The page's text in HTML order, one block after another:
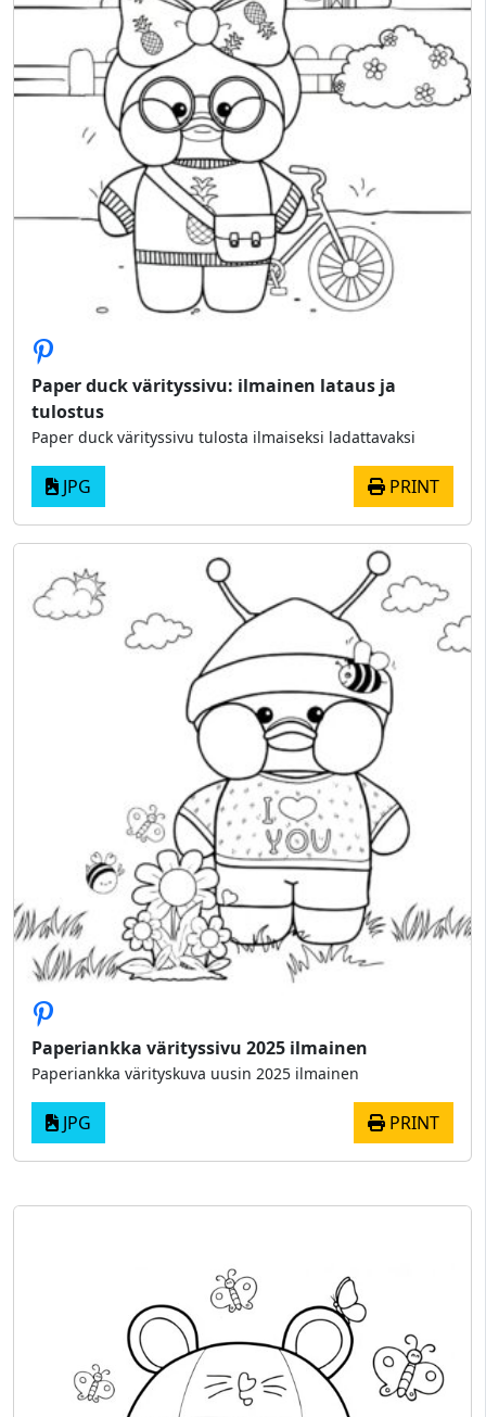
Paper duck värityssivu: ilmainen lataus ja
tulostus
Paper duck värityssivu tulosta ilmaiseksi ladattavaksi
JPG PRINT
Paperiankka värityssivu 2025 ilmainen
Paperiankka värityskuva uusin 2025 ilmainen
JPG PRINT